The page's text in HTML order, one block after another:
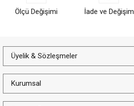
Ölçü Değişimi İade ve Değişim
Üyelik & Sözleşmeler
Kurumsal